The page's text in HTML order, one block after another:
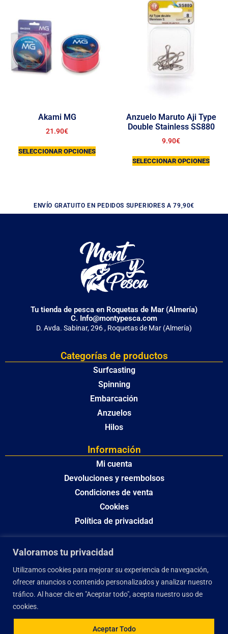
Valoramos tu privacidad
Utilizamos cookies para mejorar su experiencia de navegación,
ofrecer anuncios o contenido personalizados y analizar nuestro
tráfico. Al hacer clic en "Aceptar todo", acepta nuestro uso de
cookies.
Aceptar Todo
Akami MG
21.90€
SELECCIONAR OPCIONES
Anzuelo Maruto Aji Type
Double Stainless SS880
9.90€
SELECCIONAR OPCIONES
ENVÍO GRATUITO EN PEDIDOS SUPERIORES A 79,90€
Tu tienda de pesca en Roquetas de Mar (Almería)
C. Info@montypesca.com
D. Avda. Sabinar, 296 , Roquetas de Mar (Almería)
Categorías de productos
Surfcasting
Spinning
Embarcación
Anzuelos
Hilos
Información
Mi cuenta
Devoluciones y reembolsos
Condiciones de venta
Cookies
Política de privacidad